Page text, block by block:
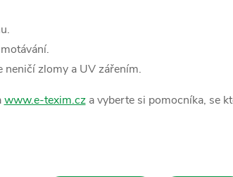
neničí zlomy a UV zářením.
www.e-texim.cz a vyberte si pomocníka, se